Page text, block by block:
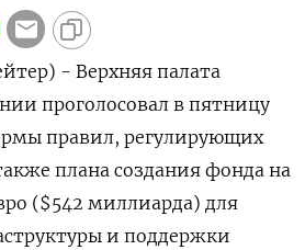
- Верхняя палата
проголосовал в пятницу
правил, регулирующих
плана создания фонда на
($542 миллиарда) для
и поддержки